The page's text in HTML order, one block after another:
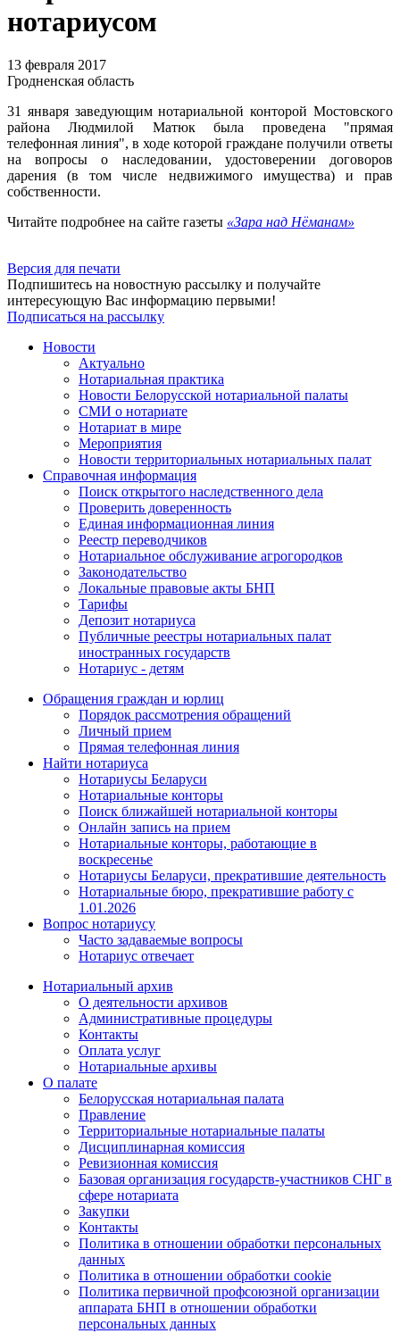
нотариусом
13 февраля 2017
Гродненская область
31 января заведующим нотариальной конторой Мостовского
района Людмилой Матюк была проведена "прямая
телефонная линия", в ходе которой граждане получили ответы
на вопросы о наследовании, удостоверении договоров
дарения (в том числе недвижимого имущества) и прав
собственности.
Читайте подробнее на сайте газеты «Зара над Нёманам»
Версия для печати
Подпишитесь на новостную рассылку и получайте
интересующую Вас информацию первыми!
Подписаться на рассылку
Новости
Актуально
Нотариальная практика
Новости Белорусской нотариальной палаты
СМИ о нотариате
Нотариат в мире
Мероприятия
Новости территориальных нотариальных палат
Справочная информация
Поиск открытого наследственного дела
Проверить доверенность
Единая информационная линия
Реестр переводчиков
Нотариальное обслуживание агрогородков
Законодательство
Локальные правовые акты БНП
Тарифы
Депозит нотариуса
Публичные реестры нотариальных палат
иностранных государств
Нотариус - детям
Обращения граждан и юрлиц
Порядок рассмотрения обращений
Личный прием
Прямая телефонная линия
Найти нотариуса
Нотариусы Беларуси
Нотариальные конторы
Поиск ближайшей нотариальной конторы
Онлайн запись на прием
Нотариальные конторы, работающие в
воскресенье
Нотариусы Беларуси, прекратившие деятельность
Нотариальные бюро, прекратившие работу с
1.01.2026
Вопрос нотариусу
Часто задаваемые вопросы
Нотариус отвечает
Нотариальный архив
О деятельности архивов
Административные процедуры
Контакты
Оплата услуг
Нотариальные архивы
О палате
Белорусская нотариальная палата
Правление
Территориальные нотариальные палаты
Дисциплинарная комиссия
Ревизионная комиссия
Базовая организация государств-участников СНГ в
сфере нотариата
Закупки
Контакты
Политика в отношении обработки персональных
данных
Политика в отношении обработки cookie
Политика первичной профсоюзной организации
аппарата БНП в отношении обработки
персональных данных